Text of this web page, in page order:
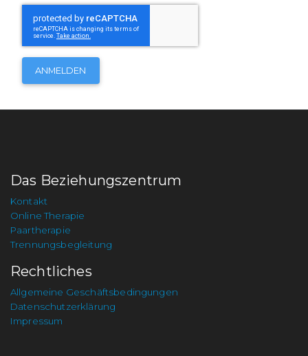
Das Beziehungszentrum
Kontakt
Online Therapie
Paartherapie
Trennungsbegleitung
Rechtliches
Allgemeine Geschäftsbedingungen
Datenschutzerklärung
Impressum